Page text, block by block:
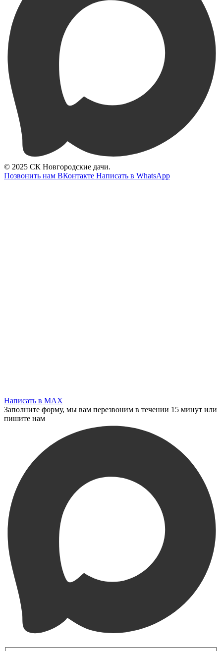
© 2025 СК Новгородские дачи.
Позвонить нам ВКонтакте Написать в WhatsApp
Написать в MAX
Заполните форму, мы вам перезвоним в течении 15 минут или
пишите нам